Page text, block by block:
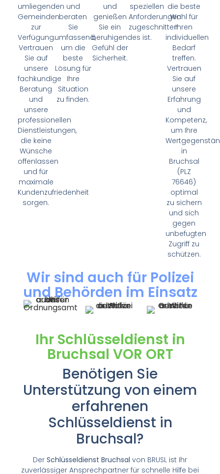
umliegenden
Gemeinden
zur
Verfügung.
Vertrauen
Sie auf
unsere
fachkundige
Beratung
und
unsere
professionellen
Dienstleistungen,
die keine
Wünsche
offenlassen
und für
maximale
Kundenzufriedenheit
sorgen.
und
beraten
Sie
umfassend,
um die
beste
Lösung für
Ihre
Situation
zu finden.
und
genießen
Sie ein
beruhigendes
Gefühl der
Sicherheit.
speziellen
Anforderungen
zugeschnitten
ist.
die beste
Wahl für
Ihren
individuellen
Bedarf
treffen.
Vertrauen
Sie auf
unsere
Erfahrung
und
Kompetenz,
um Ihre
in
Bruchsal
(PLZ
76646)
optimal
zu sichern
und sich
gegen
unbefugten
Zugriff zu
schützen.
Wir sind auch für Polizei
und Behörden im Einsatz
Ihr Schlüsseldienst in
Bruchsal VOR ORT
Benötigen Sie
Unterstützung von einem
erfahrenen
Schlüsseldienst in
Bruchsal?
Der Schlüsseldienst Bruchsal von BRUSL ist Ihr
zuverlässiger Ansprechpartner für schnelle Hilfe bei